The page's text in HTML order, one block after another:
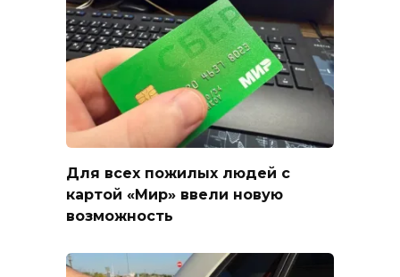
Для всех пожилых людей с
картой «Мир» ввели новую
возможность